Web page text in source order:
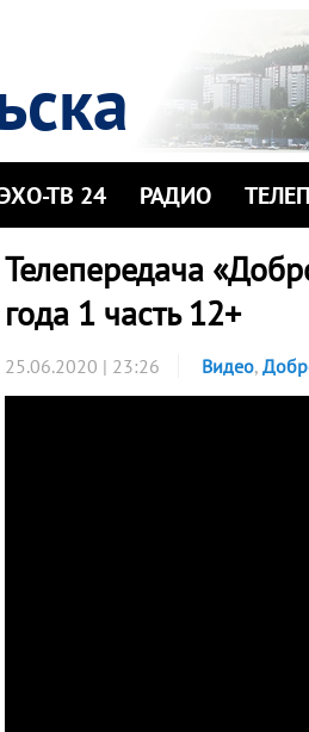
ТВ 24 РАДИО
Телепередача
года 1 часть 12+
25.06.2020 | 23:26 Видео,